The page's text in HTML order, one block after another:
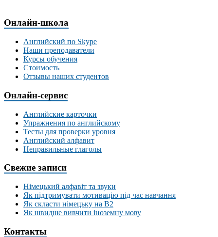
Онлайн-школа
Английский по Skype
Наши преподаватели
Курсы обучения
Стоимость
Отзывы наших студентов
Онлайн-сервис
Английские карточки
Упражнения по английскому
Тесты для проверки уровня
Английский алфавит
Неправильные глаголы
Свежие записи
Німецький алфавіт та звуки
Як підтримувати мотивацію під час навчання
Як скласти німецьку на В2
Як швидше вивчити іноземну мову
Контакты